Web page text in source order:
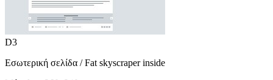
D3
Εσωτερική σελίδα / Fat skyscraper inside